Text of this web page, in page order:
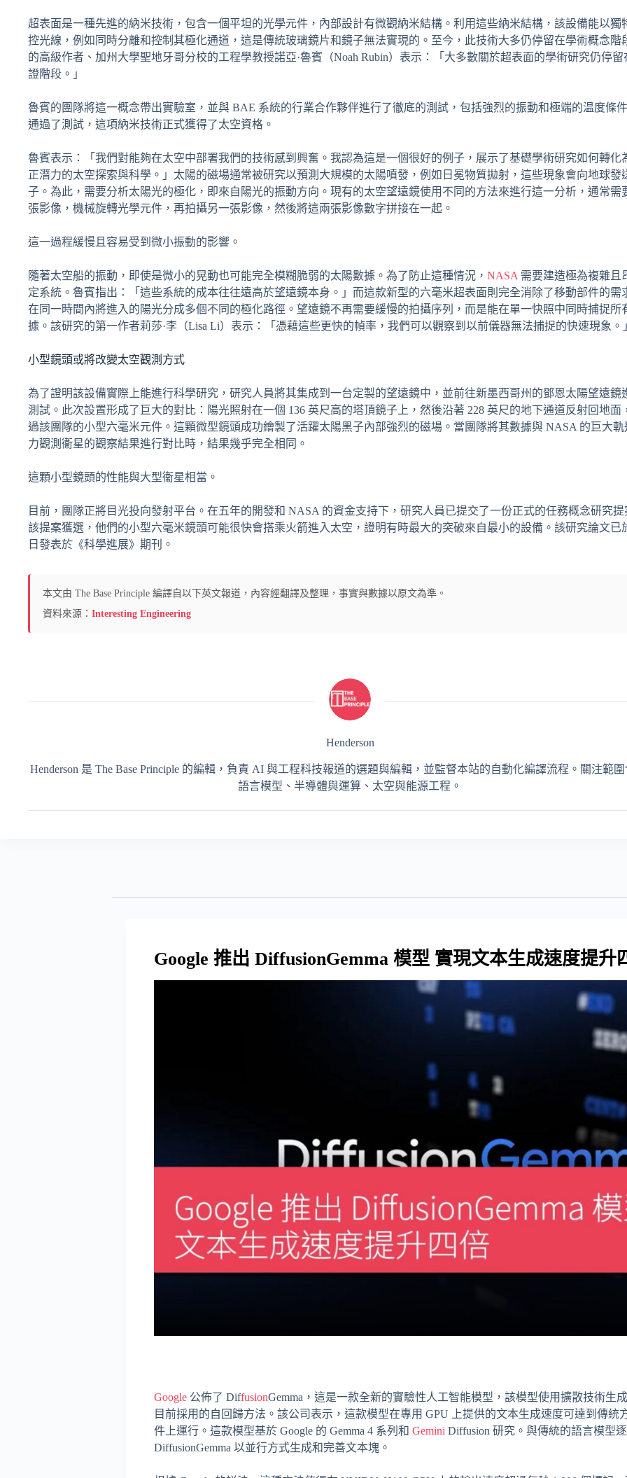
超表面是一種先進的納米技術，包含一個平坦的光學元件，內部設計有微觀納米結構。利用這些納米結構，該設備能以獨
控光線，例如同時分離和控制其極化通道，這是傳統玻璃鏡片和鏡子無法實現的。至今，此技術大多仍停留在學術概念階
的高級作者、加州大學聖地牙哥分校的工程學教授諾亞·魯賓（Noah Rubin）表示：「大多數關於超表面的學術研究仍停留
證階段。」
魯賓的團隊將這一概念帶出實驗室，並與 BAE 系統的行業合作夥伴進行了徹底的測試，包括強烈的振動和極端的温度條
通過了測試，這項納米技術正式獲得了太空資格。
魯賓表示：「我們對能夠在太空中部署我們的技術感到興奮。我認為這是一個很好的例子，展示了基礎學術研究如何轉化
正潛力的太空探索與科學。」太陽的磁場通常被研究以預測大規模的太陽噴發，例如日冕物質拋射，這些現象會向地球發
子。為此，需要分析太陽光的極化，即來自陽光的振動方向。現有的太空望遠鏡使用不同的方法來進行這一分析，通常需
張影像，機械旋轉光學元件，再拍攝另一張影像，然後將這兩張影像數字拼接在一起。
這一過程緩慢且容易受到微小振動的影響。
隨著太空船的振動，即使是微小的晃動也可能完全模糊脆弱的太陽數據。為了防止這種情況， NASA 需要建造極為複雜且
定系統。魯賓指出：「這些系統的成本往往遠高於望遠鏡本身。」而這款新型的六毫米超表面則完全消除了移動部件的需
在同一時間內將進入的陽光分成多個不同的極化路徑。望遠鏡不再需要緩慢的拍攝序列，而是能在單一快照中同時捕捉所
據。該研究的第一作者莉莎·李（Lisa Li）表示：「憑藉這些更快的幀率，我們可以觀察到以前儀器無法捕捉的快速現象。
小型鏡頭或將改變太空觀測方式
為了證明該設備實際上能進行科學研究，研究人員將其集成到一台定製的望遠鏡中，並前往新墨西哥州的鄧恩太陽望遠鏡
測試。此次設置形成了巨大的對比：陽光照射在一個 136 英尺高的塔頂鏡子上，然後沿著 228 英尺的地下通道反射回地面
過該團隊的小型六毫米元件。這顆微型鏡頭成功繪製了活躍太陽黑子內部強烈的磁場。當團隊將其數據與 NASA 的巨大
力觀測衞星的觀察結果進行對比時，結果幾乎完全相同。
這顆小型鏡頭的性能與大型衞星相當。
目前，團隊正將目光投向發射平台。在五年的開發和 NASA 的資金支持下，研究人員已提交了一份正式的任務概念研究
該提案獲選，他們的小型六毫米鏡頭可能很快會搭乘火箭進入太空，證明有時最大的突破來自最小的設備。該研究論文已
日發表於《科學進展》期刊。
本文由 The Base Principle 編譯自以下英文報道，內容經翻譯及整理，事實與數據以原文為準。
資料來源： Interesting Engineering
Henderson
Henderson 是 The Base Principle 的編輯，負責 AI 與工程科技報道的選題與編輯，並監督本站的自動化編譯流程。關注範
語言模型、半導體與運算、太空與能源工程。
Google 推出 DiffusionGemma 模型 實現文本生成速度提升
Google 公佈了 DiffusionGemma，這是一款全新的實驗性人工智能模型，該模型使用擴散技術生
目前採用的自回歸方法。該公司表示，這款模型在專用 GPU 上提供的文本生成速度可達到傳統
件上運行。這款模型基於 Google 的 Gemma 4 系列和 Gemini Diffusion 研究。與傳統的語言模型
DiffusionGemma 以並行方式生成和完善文本塊。